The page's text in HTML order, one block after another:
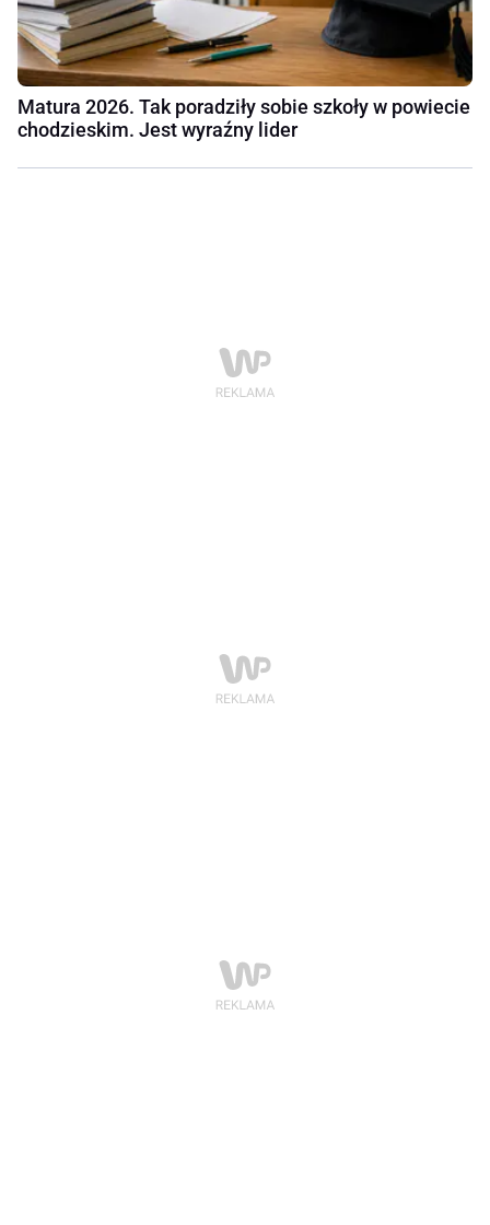
Matura 2026. Tak poradziły sobie szkoły w powiecie
chodzieskim. Jest wyraźny lider